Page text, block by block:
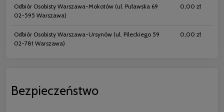
Odbiór Osobisty Warszawa-Mokotów (ul. Puławska 69
02-595 Warszawa)
0,00 zł
Odbiór Osobisty Warszawa-Ursynów (ul. Pileckiego 59
02-781 Warszawa)
0,00 zł
Bezpieczeństwo